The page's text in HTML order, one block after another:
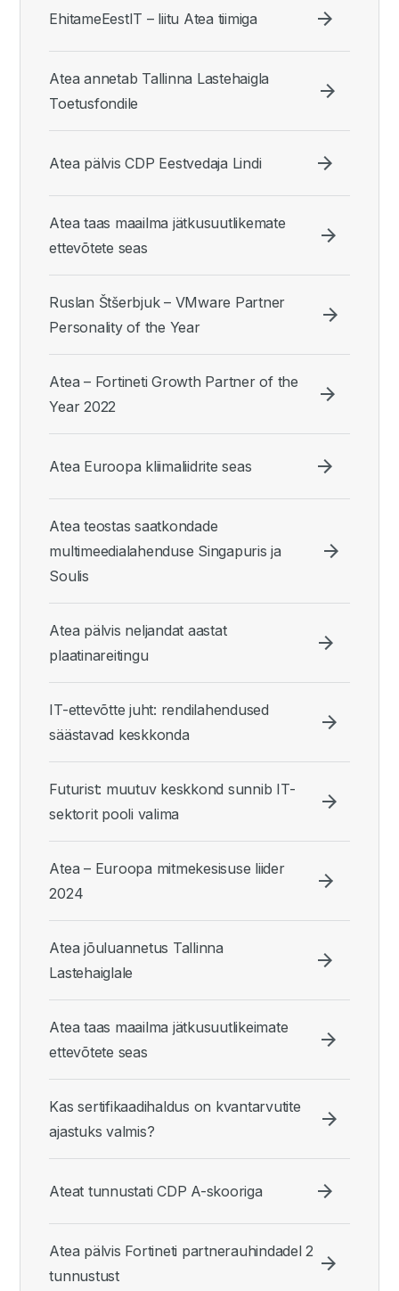
EhitameEestIT – liitu Atea tiimiga
Atea annetab Tallinna Lastehaigla
Toetusfondile
Atea pälvis CDP Eestvedaja Lindi
Atea taas maailma jätkusuutlikemate
ettevõtete seas
Ruslan Štšerbjuk – VMware Partner
Personality of the Year
Atea – Fortineti Growth Partner of the
Year 2022
Atea Euroopa kliimaliidrite seas
Atea teostas saatkondade
multimeedialahenduse Singapuris ja
Soulis
Atea pälvis neljandat aastat
plaatinareitingu
IT-ettevõtte juht: rendilahendused
säästavad keskkonda
Futurist: muutuv keskkond sunnib IT-
sektorit pooli valima
Atea – Euroopa mitmekesisuse liider
2024
Atea jõuluannetus Tallinna
Lastehaiglale
Atea taas maailma jätkusuutlikeimate
ettevõtete seas
Kas sertifikaadihaldus on kvantarvutite
ajastuks valmis?
Ateat tunnustati CDP A-skooriga
Atea pälvis Fortineti partnerauhindadel 2
tunnustust